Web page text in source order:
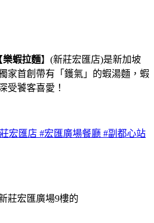
樂蝦拉麵】(新莊宏匯店)是新加坡
家首創帶有「鑊氣」的蝦湯麵，蝦
受饕客喜愛！
宏匯店 #宏匯廣場餐廳 #副都心站
莊宏匯廣場9樓的